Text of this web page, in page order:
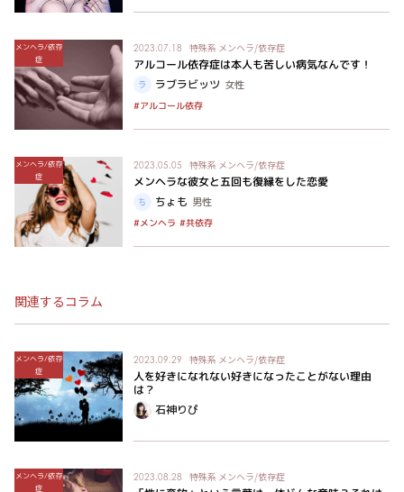
メンヘラ/依存
症
2023.07.18 特殊系 メンヘラ/依存症
アルコール依存症は本人も苦しい病気なんです！
ラブラビッツ 女性
#アルコール依存
メンヘラ/依存
症
2023.05.05 特殊系 メンヘラ/依存症
メンヘラな彼女と五回も復縁をした恋愛
ちょも 男性
#メンヘラ #共依存
関連するコラム
メンヘラ/依存
症
2023.09.29 特殊系 メンヘラ/依存症
人を好きになれない好きになったことがない理由
は？
石神りぴ
メンヘラ/依存
症
2023.08.28 特殊系 メンヘラ/依存症